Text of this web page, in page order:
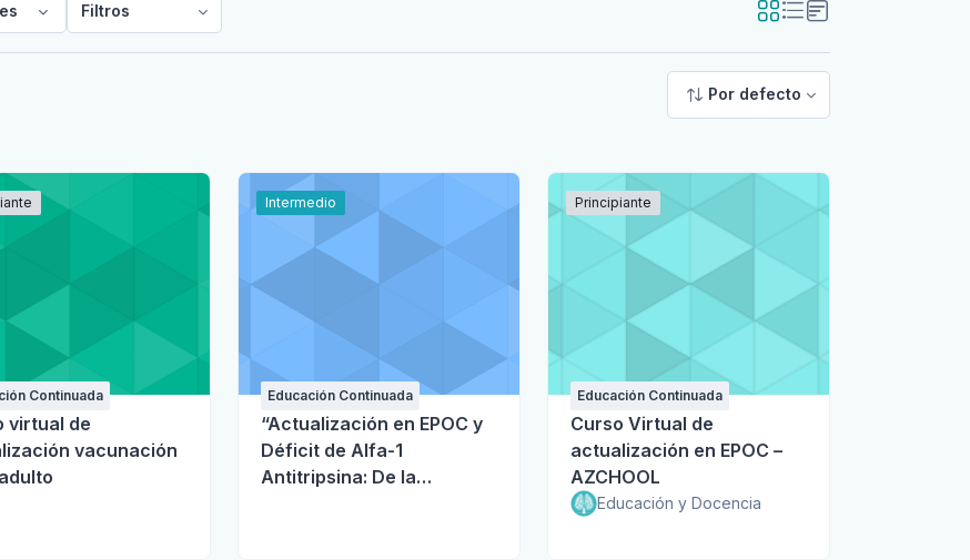
Filtros
Por defecto
Continuada
virtual de
vacunación
Intermedio
Educación Continuada
“Actualización en EPOC y
Déficit de Alfa-1
Antitripsina: De la
Principiante
Educación Continuada
Curso Virtual de
actualización en EPOC –
AZCHOOL
Educación y Docencia